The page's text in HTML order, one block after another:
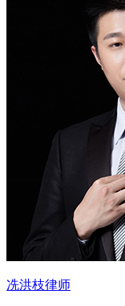
冼洪枝律师